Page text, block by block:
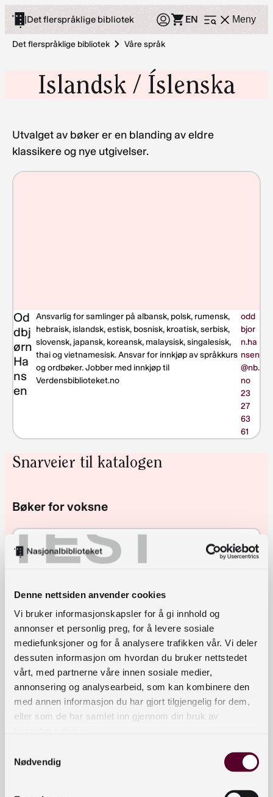
TEST
Denne nettsiden anvender cookies
Vi bruker informasjonskapsler for å gi innhold og
annonser et personlig preg, for å levere sosiale
mediefunksjoner og for å analysere trafikken vår. Vi deler
dessuten informasjon om hvordan du bruker nettstedet
vårt, med partnerne våre innen sosiale medier,
annonsering og analysearbeid, som kan kombinere den
med annen informasjon du har gjort tilgjengelig for dem,
eller som de har samlet inn gjennom din bruk av
Nødvendig
Hopp
innhold
|Det flerspråklige bibliotek EN Meny
Åpne
Det flerspråklige bibliotek
Våre språk
Islandsk / Íslenska
Utvalget av bøker er en blanding av eldre
klassikere og nye utgivelser.
Od
dbj
ørn
Ha
ns
en
Ansvarlig for samlinger på albansk, polsk, rumensk,
hebraisk, islandsk, estisk, bosnisk, kroatisk, serbisk,
slovensk, japansk, koreansk, malaysisk, singalesisk,
thai og vietnamesisk. Ansvar for innkjøp av språkkurs
og ordbøker. Jobber med innkjøp til
Verdensbiblioteket.no
odd
bjor
n.ha
nsen
@nb.
no
23
27
63
61
Snarveier til katalogen
Bøker for voksne
Krim og spenning
Biografier og biografiske fortellinger
All skjønnlitteratur
All faglitteratur
Bøker for barn og unge
Bildebøker